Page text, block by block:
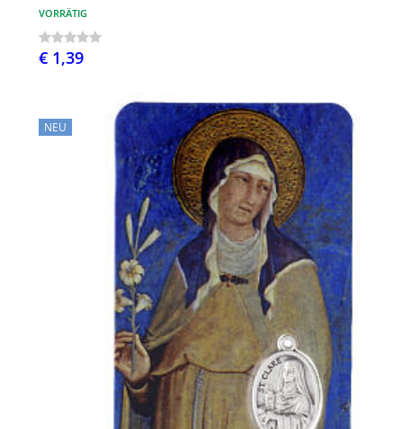
VORRÄTIG
€ 1,39
NEU